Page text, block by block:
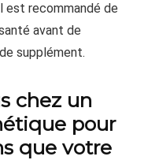
est recommandé de
avant de
supplément.
chez un
pour
que votre